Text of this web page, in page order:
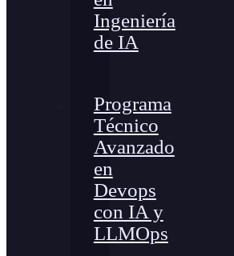
Ingeniería
de IA
Programa
Técnico
Avanzado
en
Devops
con IA y
LLMOps